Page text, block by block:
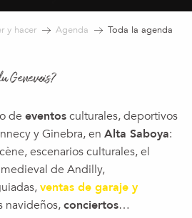
y hacer Agenda Toda la agenda
Genevois?
de eventosculturales, deportivos
y Ginebra, en Alta Saboya:
escenarios culturales, el
de Andilly,
ventas de garaje y
navideños,conciertos…